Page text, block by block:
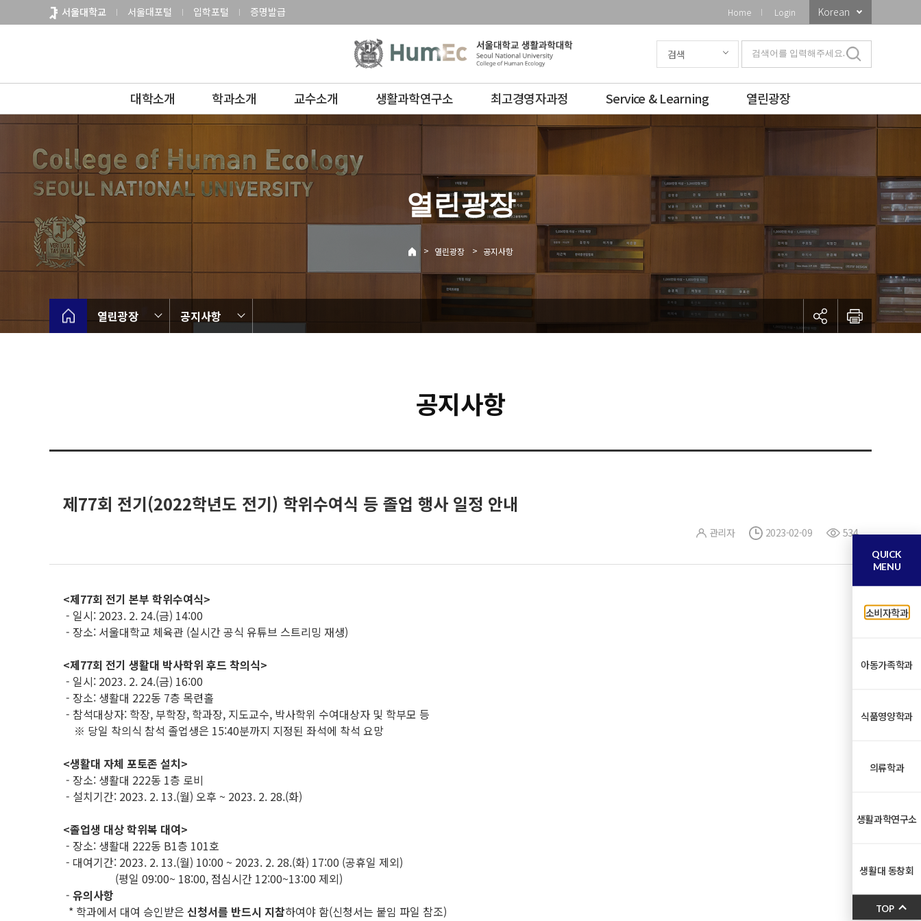
로
서울대학교 서울대포털 입학포털 증명발급 Home Login Korean
대학소개 학과소개 교수소개 생활과학연구소 최고경영자과정 Service & Learning 열린광장
검색 검색어를 입력해주세요.
열린광장
> 열린광장 > 공지사항
열린광장 공지사항
공지사항
제77회 전기(2022학년도 전기) 학위수여식 등 졸업 행사 일정 안내
관리자 2023-02-09 534
<제77회 전기 본부 학위수여식>
- 일시: 2023. 2. 24.(금) 14:00
- 장소: 서울대학교 체육관 (실시간 공식 유튜브 스트리밍 재생)
<제77회 전기 생활대 박사학위 후드 착의식>
- 일시: 2023. 2. 24.(금) 16:00
- 장소: 생활대 222동 7층 목련홀
- 참석대상자: 학장, 부학장, 학과장, 지도교수, 박사학위 수여대상자 및 학부모 등
※ 당일 착의식 참석 졸업생은 15:40분까지 지정된 좌석에 착석 요망
<생활대 자체 포토존 설치>
- 장소: 생활대 222동 1층 로비
- 설치기간: 2023. 2. 13.(월) 오후 ~ 2023. 2. 28.(화)
<졸업생 대상 학위복 대여>
- 장소: 생활대 222동 B1층 101호
- 대여기간: 2023. 2. 13.(월) 10:00 ~ 2023. 2. 28.(화) 17:00 (공휴일 제외)
(평일 09:00~ 18:00, 점심시간 12:00~13:00 제외)
- 유의사항
* 학과에서 대여 승인받은 신청서를 반드시 지참하여야 함(신청서는 붙임 파일 참조)
QUICK
MENU
소비자학과
아동가족학과
식품영양학과
의류학과
생활과학연구소
생활대 동창회
TOP